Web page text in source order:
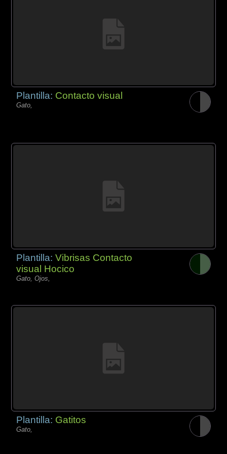
Plantilla: Contacto visual
Gato,
Plantilla:Vibrisas Contacto
visual Hocico
Gato, Ojos,
Plantilla: Gatitos
Gato,